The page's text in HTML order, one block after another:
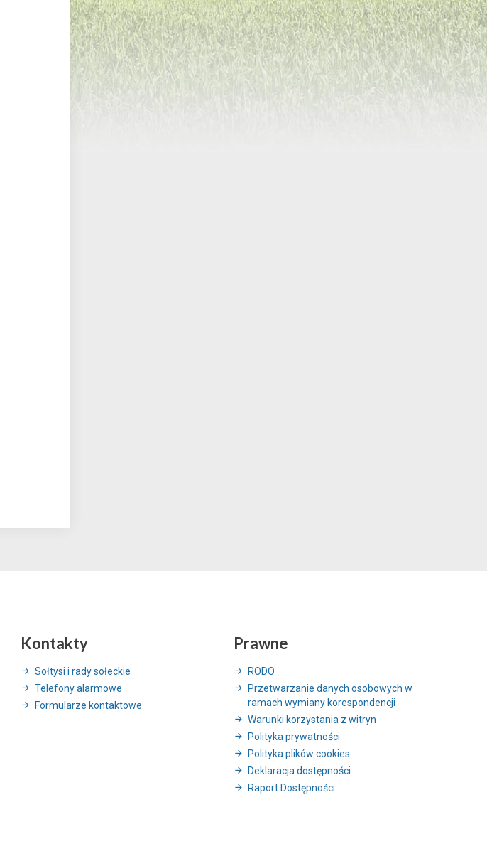
Kontakty
Sołtysi i rady sołeckie
Telefony alarmowe
Formularze kontaktowe
Prawne
RODO
Przetwarzanie danych osobowych w
ramach wymiany korespondencji
Warunki korzystania z witryn
Polityka prywatności
Polityka plików cookies
Deklaracja dostępności
Raport Dostępności